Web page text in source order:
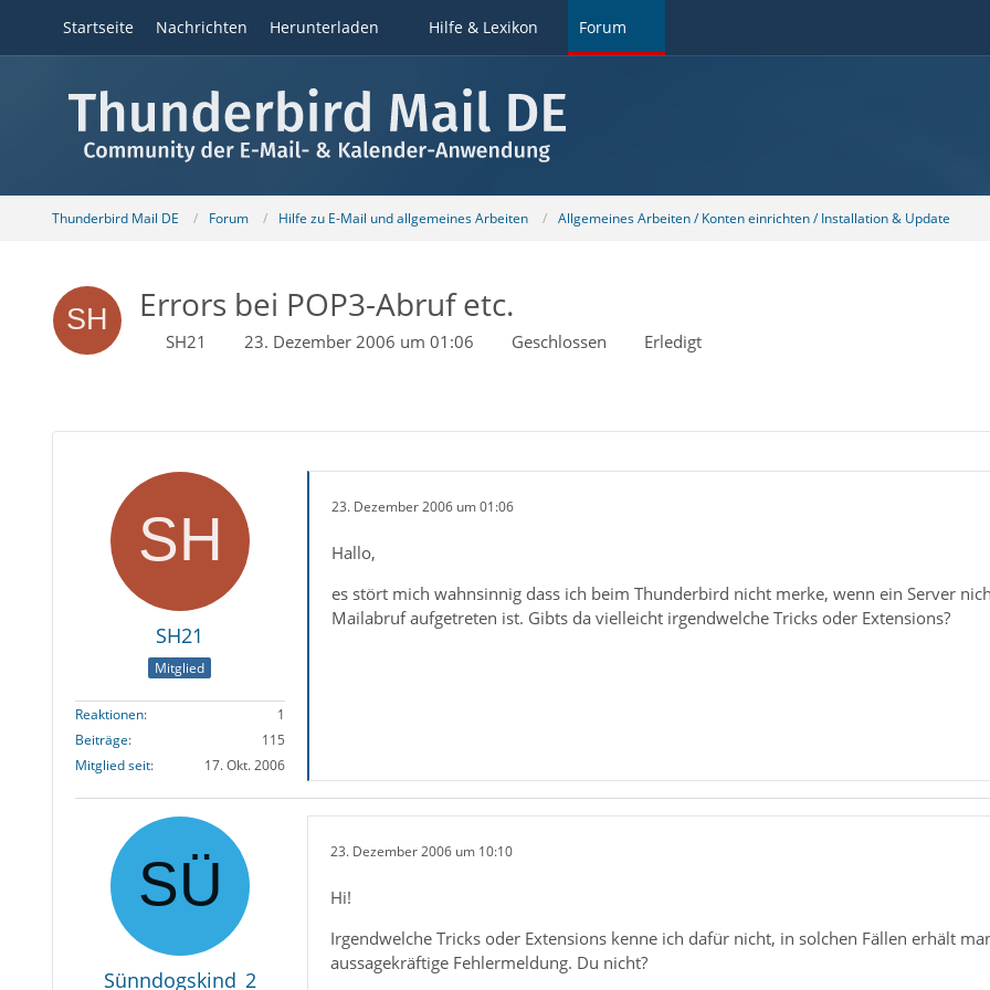
Startseite Nachrichten Herunterladen Hilfe & Lexikon Forum
Thunderbird Mail DE Forum Hilfe zu E-Mail und allgemeines Arbeiten Allgemeines Arbeiten / Konten einrichten / Installation & Update
Errors bei POP3-Abruf etc.
SH21 23. Dezember 2006 um 01:06 Geschlossen Erledigt
SH21
Mitglied
Reaktionen
1
Beiträge
115
Mitglied seit
17. Okt. 2006
23. Dezember 2006 um 01:06
Hallo,
es stört mich wahnsinnig dass ich beim Thunderbird nicht merke, wenn ein Server
Mailabruf aufgetreten ist. Gibts da vielleicht irgendwelche Tricks oder Extensions?
Sünndogskind_2
23. Dezember 2006 um 10:10
Hi!
Irgendwelche Tricks oder Extensions kenne ich dafür nicht, in solchen Fällen erhält
aussagekräftige Fehlermeldung. Du nicht?